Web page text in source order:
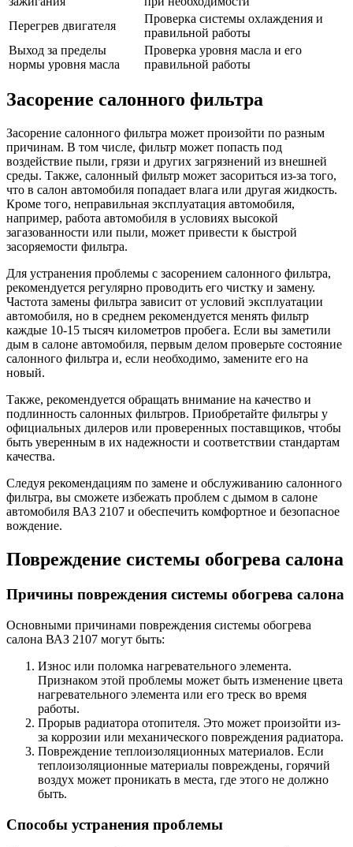
Перегрев двигателя
Проверка системы охлаждения и
правильной работы
Выход за пределы
нормы уровня масла
Проверка уровня масла и его
правильной работы
Засорение салонного фильтра
Засорение салонного фильтра может произойти по разным
причинам. В том числе, фильтр может попасть под
воздействие пыли, грязи и других загрязнений из внешней
среды. Также, салонный фильтр может засориться из-за того,
что в салон автомобиля попадает влага или другая жидкость.
Кроме того, неправильная эксплуатация автомобиля,
например, работа автомобиля в условиях высокой
загазованности или пыли, может привести к быстрой
засоряемости фильтра.
Для устранения проблемы с засорением салонного фильтра,
рекомендуется регулярно проводить его чистку и замену.
Частота замены фильтра зависит от условий эксплуатации
автомобиля, но в среднем рекомендуется менять фильтр
каждые 10-15 тысяч километров пробега. Если вы заметили
дым в салоне автомобиля, первым делом проверьте состояние
салонного фильтра и, если необходимо, замените его на
новый.
Также, рекомендуется обращать внимание на качество и
подлинность салонных фильтров. Приобретайте фильтры у
официальных дилеров или проверенных поставщиков, чтобы
быть уверенным в их надежности и соответствии стандартам
качества.
Следуя рекомендациям по замене и обслуживанию салонного
фильтра, вы сможете избежать проблем с дымом в салоне
автомобиля ВАЗ 2107 и обеспечить комфортное и безопасное
вождение.
Повреждение системы обогрева салона
Причины повреждения системы обогрева салона
Основными причинами повреждения системы обогрева
салона ВАЗ 2107 могут быть:
Износ или поломка нагревательного элемента.
Признаком этой проблемы может быть изменение цвета
нагревательного элемента или его треск во время
работы.
Прорыв радиатора отопителя. Это может произойти из-
за коррозии или механического повреждения радиатора.
Повреждение теплоизоляционных материалов. Если
теплоизоляционные материалы повреждены, горячий
воздух может проникать в места, где этого не должно
быть.
Способы устранения проблемы